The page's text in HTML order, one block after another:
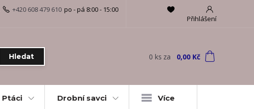
Přihlášení
Hledat
+420 608 479 610 po - pá 8:00 - 15:00
0 ks za 0,00 Kč
Ptáci Drobní savci Více